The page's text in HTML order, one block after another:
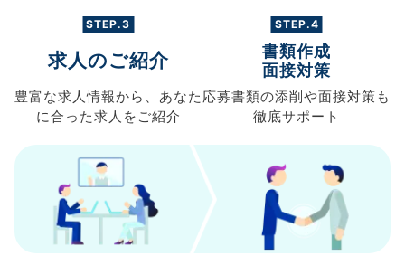
STEP.3
求人のご紹介
豊富な求人情報から、 あなた
に合った求人を ご紹介
STEP.4
書類作成
面接対策
応募書類の添削や面接対策も
徹底サポート